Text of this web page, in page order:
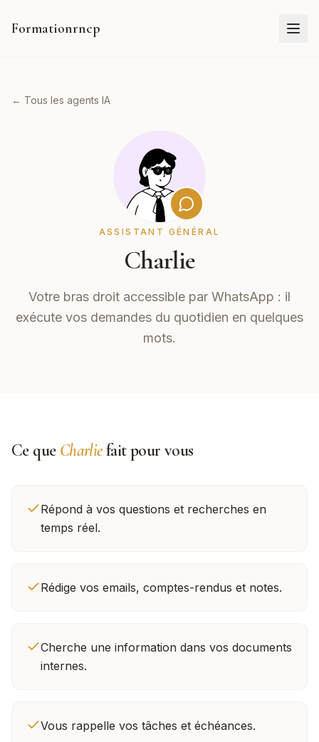
Formationrncp
← Tous les agents IA
ASSISTANT GÉNÉRAL
Charlie
Votre bras droit accessible par WhatsApp : il
exécute vos demandes du quotidien en quelques
mots.
Ce que Charliefait pour vous
Répond à vos questions et recherches en
temps réel.
Rédige vos emails, comptes-rendus et notes.
Cherche une information dans vos documents
internes.
Vous rappelle vos tâches et échéances.